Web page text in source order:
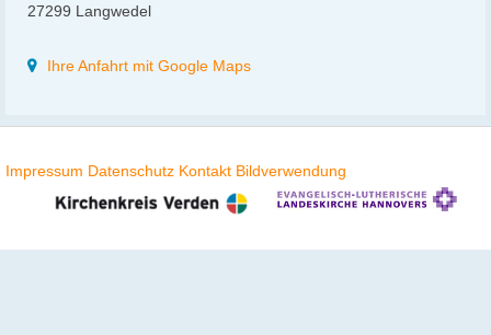
27299 Langwedel
Ihre Anfahrt mit Google Maps
Impressum Datenschutz Kontakt Bildverwendung